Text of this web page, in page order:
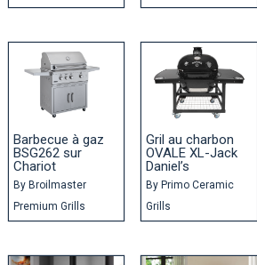
Barbecue à gaz
BSG262 sur
Chariot
By Broilmaster
Premium Grills
Gril au charbon
OVALE XL-Jack
Daniel’s
By Primo Ceramic
Grills